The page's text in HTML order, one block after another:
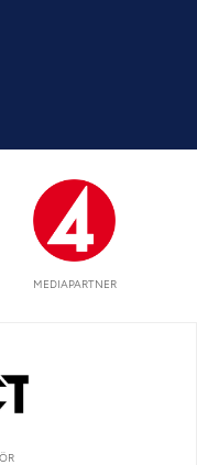
MEDIAPARTNER